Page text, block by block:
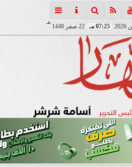
07:25 مـ 22 صفر 1448
هـ
التحرير أسامة شرشر